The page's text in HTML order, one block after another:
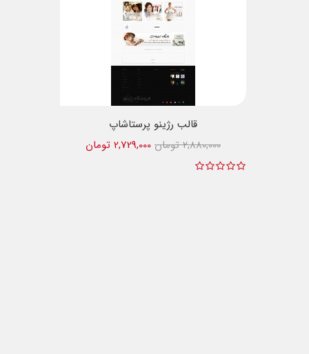
قالب رژینو پرستاشاپ
2,729,000 تومان
2,880,000 تومان